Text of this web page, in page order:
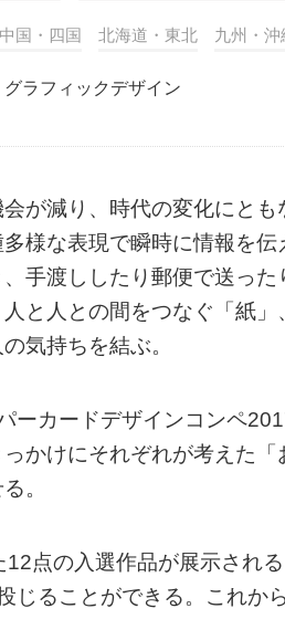
中国・四国 北海道・東北 九州・沖
グラフィックデザイン
が減り、時代の変化にとも
様な表現で瞬時に情報を
手渡ししたり郵便で送っ
と人との間をつなぐ「紙
気持ちを結ぶ。
ーカードデザインコンペ
かけにそれぞれが考えた
。
点の入選作品が展示され
じることができる。これか